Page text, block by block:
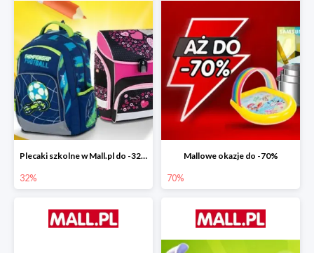
Plecaki szkolne w Mall.pl do -32%
32%
Mallowe okazje do -70%
70%